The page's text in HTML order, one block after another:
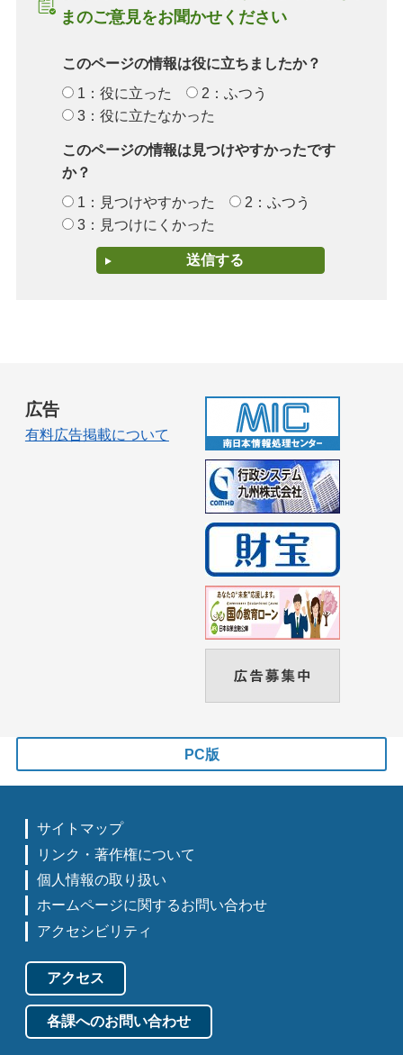
まのご意見をお聞かせください
このページの情報は役に立ちましたか？
1：役に立った
2：ふつう
3：役に立たなかった
このページの情報は見つけやすかったです
か？
1：見つけやすかった
2：ふつう
3：見つけにくかった
広告
有料広告掲載について
PC版
サイトマップ
リンク・著作権について
個人情報の取り扱い
ホームページに関するお問い合わせ
アクセシビリティ
アクセス
各課へのお問い合わせ